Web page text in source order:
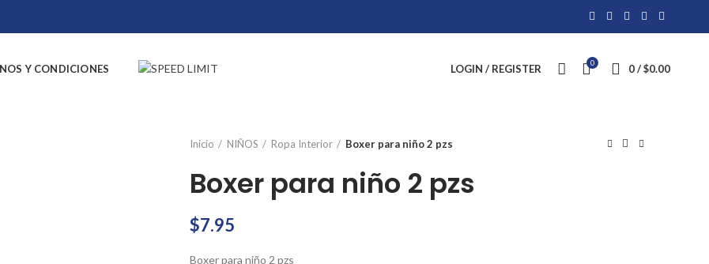
Y CONDICIONES LOGIN / REGISTER 0 0/ $0.00
Inicio
NIÑOS Ropa Interior Boxer para niño 2 pzs
Boxer para niño 2 pzs
$7.95
Boxer para niño 2 pzs